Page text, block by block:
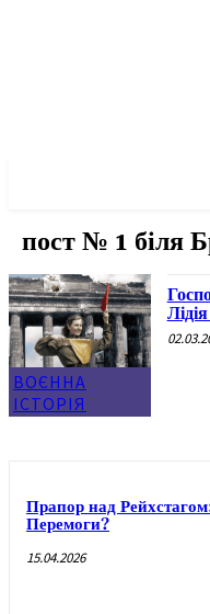
пост № 1 біля
ВОЄННА
ІСТОРІЯ
Прапор над
Перемоги?
15.04.2026